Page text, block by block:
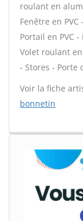
roulant en
Fenêtre en
Portail en PVC
Volet roulant
- Stores - Porte
Voir la fiche
bonnetin